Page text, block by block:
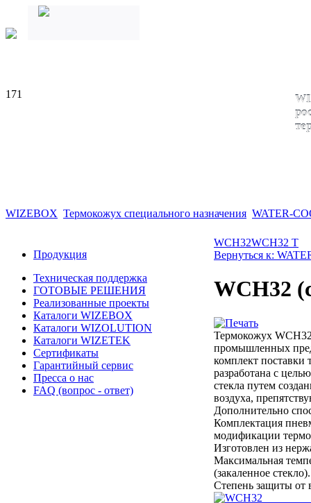
171
WIZEBOX Термокожух специального назначения WATER-
Продукция
Техническая поддержка
ГОТОВЫЕ РЕШЕНИЯ
Реализованные проекты
Каталоги WIZEBOX
Каталоги WIZOLUTION
Каталоги WIZETEK
Сертификаты
Гарантийный сервис
Пресса о нас
FAQ (вопрос - ответ)
WCH32WCH32 T
Вернуться к:
WCH32
Термокожух
промышленных
комплект поставки
разработана с
стекла путем
воздуха,
Дополнительно
Комплектация
модификации
Изготовлен из
Максимальная
(закаленное стекло).
Степень защиты от